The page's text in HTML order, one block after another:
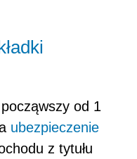
od 1
ubezpieczenie
z tytułu